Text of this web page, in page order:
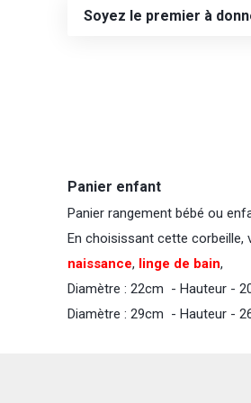
Soyez le premier à
Panier enfant
Panier rangement bébé ou
En choisissant cette
naissance, linge de bain,
Diamètre : 22cm - Hauteur -
Diamètre : 29cm - Hauteur -